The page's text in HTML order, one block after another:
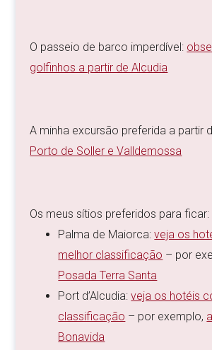
O passeio de barco imperdível:
golfinhos a partir de Alcudia
A minha excursão preferida a partir
Porto de Soller e Valldemossa
Os meus sítios preferidos para ficar:
Palma de Maiorca:veja os
melhor classificação – por
Posada Terra Santa
Port d’Alcudia:veja os hotéis
classificação – por exemplo,
Bonavida